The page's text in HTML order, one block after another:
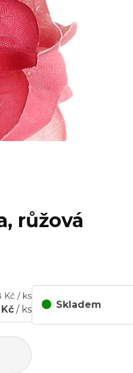
růžová
Kč / ks
/ ks Skladem